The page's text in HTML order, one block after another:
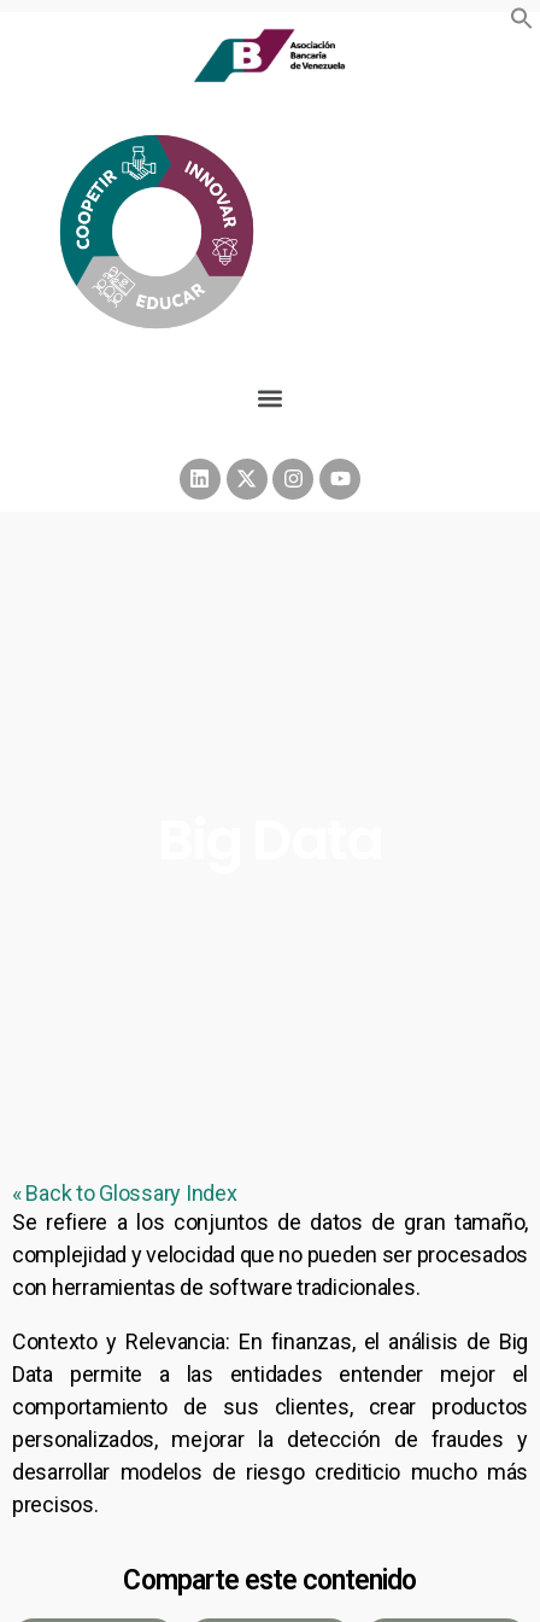
« Back to Glossary Index
Se refiere a los conjuntos de datos de gran tamaño,
complejidad y velocidad que no pueden ser procesados
con herramientas de software tradicionales.
Contexto y Relevancia: En finanzas, el análisis de Big
Data permite a las entidades entender mejor el
comportamiento de sus clientes, crear productos
personalizados, mejorar la detección de fraudes y
desarrollar modelos de riesgo crediticio mucho más
precisos.
Comparte este contenido